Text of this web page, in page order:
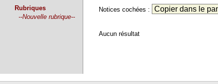
Rubriques
--Nouvelle rubrique--
Notices cochées :
Aucun résultat